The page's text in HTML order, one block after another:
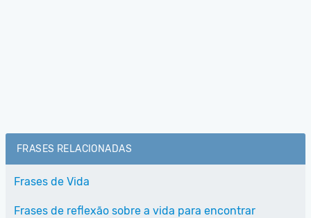
FRASES RELACIONADAS
Frases de Vida
Frases de reflexão sobre a vida para encontrar